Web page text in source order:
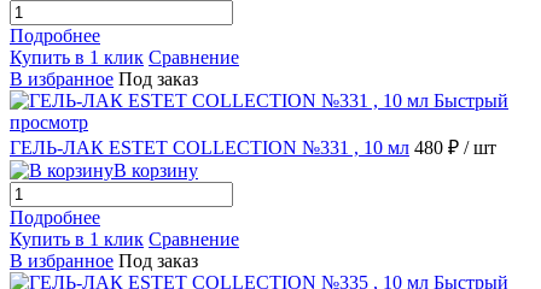
Подробнее
Купить в 1 клик Сравнение
В избранное Под заказ
Быстрый
просмотр
ГЕЛЬ-ЛАК ESTET COLLECTION №331 , 10 мл 480 ₽ / шт
В корзину
Подробнее
Купить в 1 клик Сравнение
В избранное Под заказ
Быстрый